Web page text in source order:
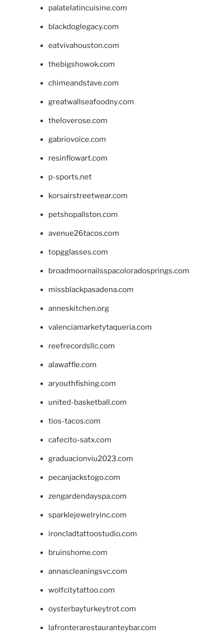
palatelatincuisine.com
blackdoglegacy.com
eatvivahouston.com
thebigshowok.com
chimeandstave.com
greatwallseafoodny.com
theloverose.com
gabriovoice.com
resinflowart.com
p-sports.net
korsairstreetwear.com
petshopallston.com
avenue26tacos.com
topgglasses.com
broadmoornailsspacoloradosprings.com
missblackpasadena.com
anneskitchen.org
valenciamarketytaqueria.com
reefrecordsllc.com
alawaffle.com
aryouthfishing.com
united-basketball.com
tios-tacos.com
cafecito-satx.com
graduacionviu2023.com
pecanjackstogo.com
zengardendayspa.com
sparklejewelryinc.com
ironcladtattoostudio.com
bruinshome.com
annascleaningsvc.com
wolfcitytattoo.com
oysterbayturkeytrot.com
lafronterarestauranteybar.com